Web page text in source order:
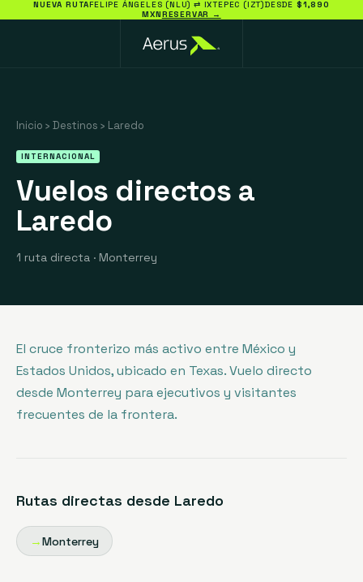
NUEVA RUTAFELIPE ÁNGELES (NLU) ⇄ IXTEPEC (IZT)DESDE $1,890
MXNRESERVAR →
Inicio › Destinos › Laredo
INTERNACIONAL
Vuelos directos a
Laredo
1 ruta directa · Monterrey
El cruce fronterizo más activo entre México y
Estados Unidos, ubicado en Texas. Vuelo directo
desde Monterrey para ejecutivos y visitantes
frecuentes de la frontera.
Rutas directas desde Laredo
→Monterrey